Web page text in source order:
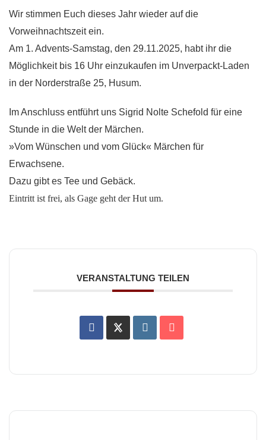
Wir stimmen Euch dieses Jahr wieder auf die
Vorweihnachtszeit ein.
Am 1. Advents-Samstag, den 29.11.2025, habt ihr die
Möglichkeit bis 16 Uhr einzukaufen im Unverpackt-Laden
in der Norderstraße 25, Husum.
Im Anschluss entführt uns Sigrid Nolte Schefold für eine
Stunde in die Welt der Märchen.
»Vom Wünschen und vom Glück« Märchen für
Erwachsene.
Dazu gibt es Tee und Gebäck.
Eintritt ist frei, als Gage geht der Hut um.
VERANSTALTUNG TEILEN